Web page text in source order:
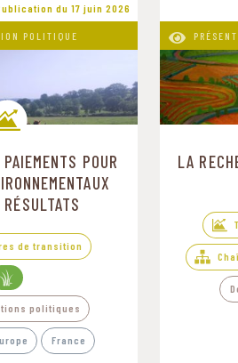
du 17 juin 2026
POLITIQUE
de transition
POUR
de transition
politiques
France
LA